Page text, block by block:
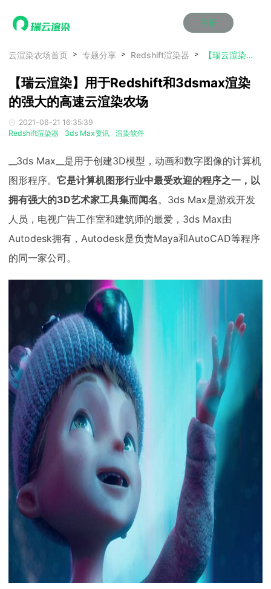
注册
首页
产品服务
云制作
云渲染管理系统
瑞兔百宝箱
AI视频插帧
云制作
云渲染管理系统
瑞兔百宝箱
AI视频插帧
云制作
云渲染管理系统
瑞兔百宝箱
AI视频插帧
云制作
云渲染管理系统
瑞兔百宝箱
AI视频插帧
云制作
云渲染管理系统
瑞兔百宝箱
AI视频插帧
云制作
云渲染管理系统
瑞兔百宝箱
AI视频插帧
Maya云渲染方案
3ds Max云渲染方案
Cinema 4D云渲染方案
Maya AI渲染方案
Maya云渲染方案
3ds Max云渲染方案
Cinema 4D云渲染方案
Maya AI渲染方案
Maya云渲染方案
3ds Max云渲染方案
Cinema 4D云渲染方案
Maya AI渲染方案
Maya云渲染方案
3ds Max云渲染方案
Cinema 4D云渲染方案
Maya AI渲染方案
Maya云渲染方案
3ds Max云渲染方案
Cinema 4D云渲染方案
Maya AI渲染方案
Maya云渲染方案
3ds Max云渲染方案
Cinema 4D云渲染方案
Maya AI渲染方案
动画价格
效果图价格
云制作价格
动画价格
效果图价格
云制作价格
动画价格
效果图价格
云制作价格
动画价格
效果图价格
云制作价格
动画价格
效果图价格
云制作价格
动画价格
效果图价格
云制作价格
资讯&赛事
新闻资讯
渲染百科
渲染大赛
新闻资讯
渲染百科
渲染大赛
新闻资讯
渲染百科
渲染大赛
新闻资讯
渲染百科
渲染大赛
新闻资讯
渲染百科
渲染大赛
新闻资讯
渲染百科
渲染大赛
云渲染优惠攻略
青云平台
云渲染优惠攻略
青云平台
云渲染优惠攻略
青云平台
云渲染优惠攻略
青云平台
云渲染优惠攻略
青云平台
云渲染优惠攻略
青云平台
关于我们
效果图客户端
效果图客户端
效果图客户端
效果图客户端
效果图客户端
效果图客户端
帮助/教程
登录
云渲染农场首页 专题分享 Redshift渲染器 【瑞云渲染】用于Redshift和3dsmax渲染的强大的高速云渲染农场
【瑞云渲染】用于Redshift和3dsmax渲染
的强大的高速云渲染农场
2021-06-21 16:35:39
Redshift渲染器
3ds Max资讯 渲染软件
__3ds Max__是用于创建3D模型，动画和数字图像的计算机
图形程序。 它是计算机图形行业中最受欢迎的程序之一，以
拥有强大的3D艺术家工具集而闻名。3ds Max是游戏开发
人员，电视广告工作室和建筑师的最爱，3ds Max由
Autodesk拥有，Autodesk是负责Maya和AutoCAD等程序
的同一家公司。